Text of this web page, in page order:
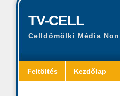
TV-CELL
Celldömölki Média
Feltöltés Kezdőlap